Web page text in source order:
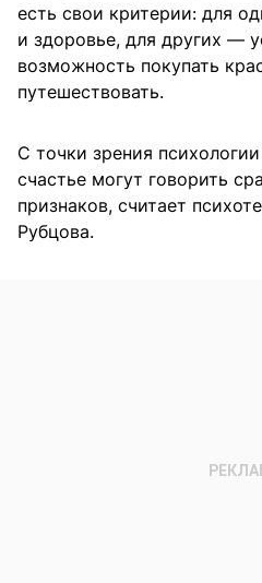
есть свои критерии: для
и здоровье, для других —
возможность покупать
путешествовать.
С точки зрения
счастье могут говорить
признаков, считает
Рубцова.